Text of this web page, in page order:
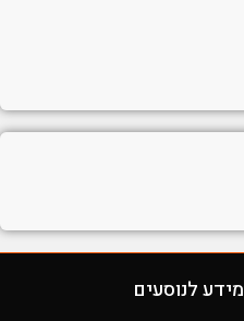
מידע לנוסעים